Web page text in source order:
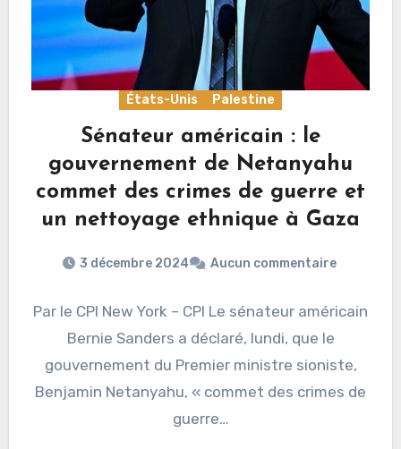
États-Unis Palestine
Sénateur américain : le
gouvernement de Netanyahu
commet des crimes de guerre et
un nettoyage ethnique à Gaza
3 décembre 2024 Aucun commentaire
Par le CPI New York – CPI Le sénateur américain
Bernie Sanders a déclaré, lundi, que le
gouvernement du Premier ministre sioniste,
Benjamin Netanyahu, « commet des crimes de
guerre…